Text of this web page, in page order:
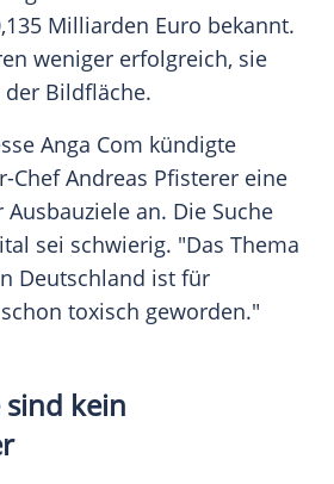
Milliarden Euro bekannt.
weniger erfolgreich, sie
Bildfläche.
Anga Com kündigte
Chef Andreas Pfisterer eine
an. Die Suche
sei schwierig. "Das Thema
Deutschland ist für
toxisch geworden."
sind kein